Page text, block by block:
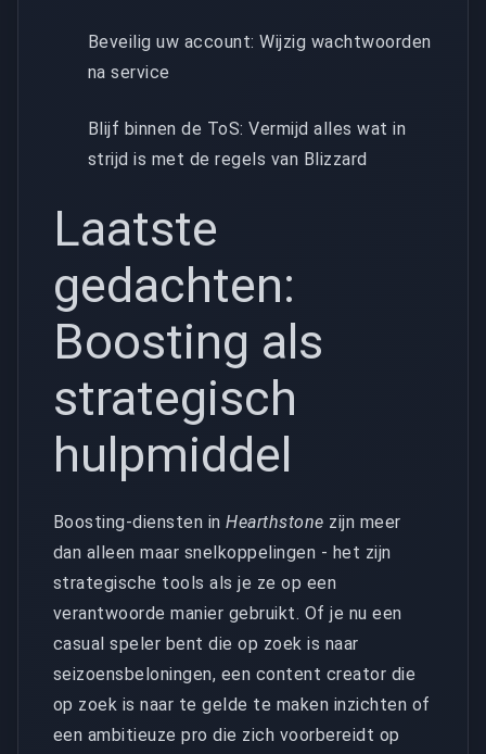
Beveilig uw account: Wijzig wachtwoorden
na service
Blijf binnen de ToS: Vermijd alles wat in
strijd is met de regels van Blizzard
Laatste
gedachten:
Boosting als
strategisch
hulpmiddel
Boosting-diensten inHearthstone zijn meer
dan alleen maar snelkoppelingen - het zijn
strategische tools als je ze op een
verantwoorde manier gebruikt. Of je nu een
casual speler bent die op zoek is naar
seizoensbeloningen, een content creator die
op zoek is naar te gelde te maken inzichten of
een ambitieuze pro die zich voorbereidt op